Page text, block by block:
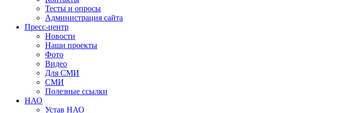
Тесты и опросы
Администрация сайта
Пресс-центр
Новости
Наши проекты
Фото
Видео
Для СМИ
СМИ
Полезные ссылки
НАО
Устав НАО